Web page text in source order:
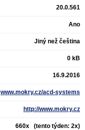
20.0.561
Ano
Jiný než čeština
0 kB
16.9.2016
www.mokry.cz/acd-systems
http://www.mokry.cz
660x (tento týden: 2x)